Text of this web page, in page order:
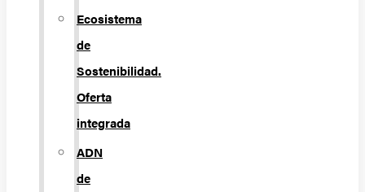
Ecosistema
de
Sostenibilidad.
Oferta
integrada
ADN
de